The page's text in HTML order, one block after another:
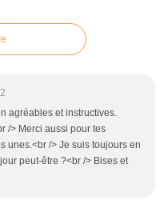
agréables et instructives.
/> Merci aussi pour tes
unes.<br /> Je suis toujours en
peut-être ?<br /> Bises et